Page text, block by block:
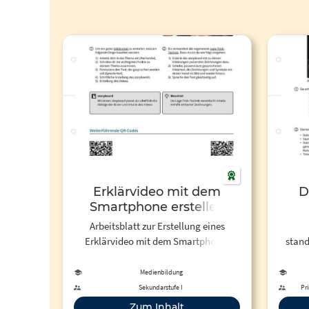
Erklärvideo mit dem
Smartphone erstellen
Arbeitsblatt zur Erstellung eines
Erklärvideo mit dem Smartphone.
Anleitungen, konkrete
Aufgabenstellungen und
weiterführende Links zum Thema
Medienbildung
Sekundarstufe I
zu
für